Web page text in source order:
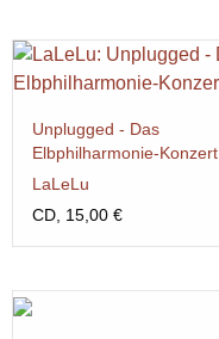
Unplugged - Das
Elbphilharmonie-Konzert
LaLeLu
CD, 15,00 €